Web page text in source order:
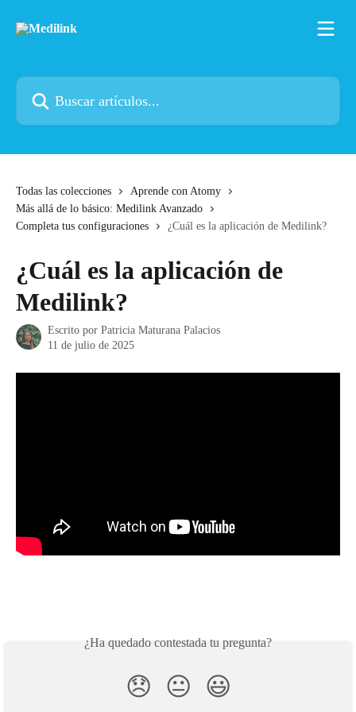
Buscar artículos...
Todas las colecciones
Aprende con Atomy
Más allá de lo básico: Medilink Avanzado
Completa tus configuraciones
¿Cuál es la aplicación de Medilink?
¿Cuál es la aplicación de
Medilink?
Escrito por Patricia Maturana Palacios
11 de julio de 2025
¿Ha quedado contestada tu pregunta?
😞 😐 😃